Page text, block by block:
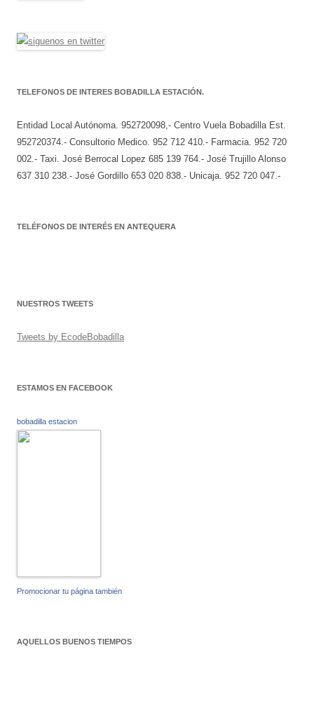
TELEFONOS DE INTERES BOBADILLA ESTACIÓN.
Entidad Local Autónoma. 952720098,- Centro Vuela Bobadilla Est.
952720374.- Consultorio Medico. 952 712 410.- Farmacia. 952 720
002.- Taxi. José Berrocal Lopez 685 139 764.- José Trujillo Alonso
637 310 238.- José Gordillo 653 020 838.- Unicaja. 952 720 047.-
TELÉFONOS DE INTERÉS EN ANTEQUERA
NUESTROS TWEETS
Tweets by EcodeBobadilla
ESTAMOS EN FACEBOOK
bobadilla estacion
Promocionar tu página también
AQUELLOS BUENOS TIEMPOS